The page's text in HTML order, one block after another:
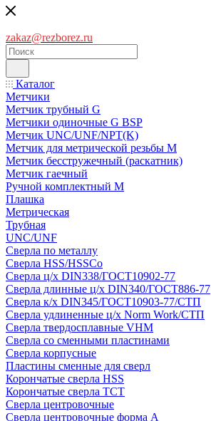
zakaz@rezborez.ru
Каталог
Метчики
Метчик трубный G
Метчики одиночные G BSP
Метчик UNC/UNF/NPT(K)
Метчик для метрической резьбы M
Метчик бесстружечный (раскатник)
Метчик гаечный
Ручной комплектный M
Плашка
Метрическая
Трубная
UNC/UNF
Сверла по металлу
Сверла HSS/HSSCo
Сверла ц/х DIN338/ГОСТ10902-77
Сверла длинные ц/х DIN340/ГОСТ886-77
Сверла к/х DIN345/ГОСТ10903-77/СТП
Сверла удлиненные ц/х Norm Work/СТП
Сверла твердосплавные VHM
Сверла со сменными пластинами
Сверла корпусные
Пластины сменные для сверл
Корончатые сверла HSS
Корончатые сверла TCT
Сверла центровочные
Сверла центровочные форма A